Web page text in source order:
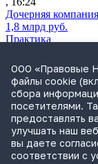
Дочерняя
1,8 млрд руб.
Практика
СИП проверит
устройствами
Практика
, 15:17
Суды 10 стран
Google о возврате
Международная
, 14:09
ООО «Правовые
файлы cookie
сбора
посетителями.
предоставлять
улучшать наш
вы даете
соответствии с